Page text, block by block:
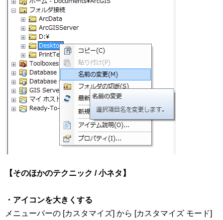
【そのほかのテクニック / 小ネタ】
・アイコンを大きくする
メニューバーの [カスタマイズ] から [カスタマイズ モード]